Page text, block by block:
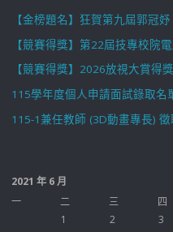
【金榜題名】狂賀第九屆郭冠
【競賽得獎】第22屆技專校院
【競賽得獎】2026放視大賞得
115學年度個人申請面試錄取名
115-1兼任教師 (3D動畫專長)
2021 年 6 月
一
二 三 四
1
2 3